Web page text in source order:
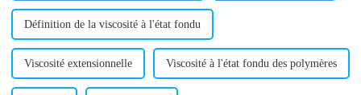
Définition de la viscosité à l'état fondu
Viscosité extensionnelle Viscosité à l'état fondu des polymères